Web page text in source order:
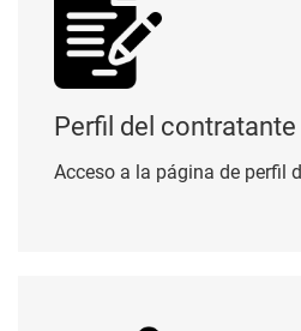
Perfil del contratante
Acceso a la página de perfil